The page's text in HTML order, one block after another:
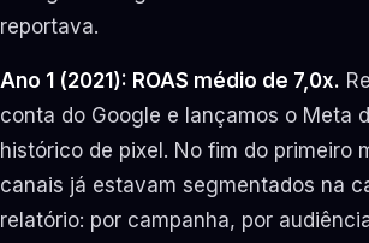
reportava.
Ano 1 (2021): ROAS médio de 7,0x.
conta do Google e lançamos o Meta
histórico de pixel. No fim do primeiro
canais já estavam segmentados na
relatório: por campanha, por